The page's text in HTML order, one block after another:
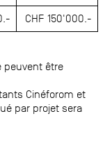
CHF 150'000.-
peuvent être
Cinéforom et
par projet sera